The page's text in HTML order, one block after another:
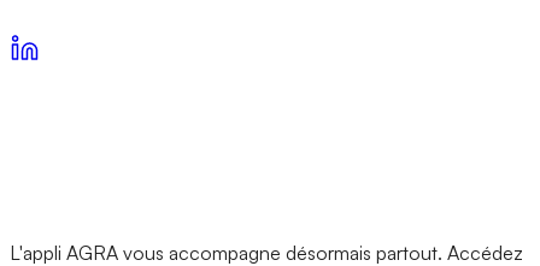
L'appli AGRA vous accompagne désormais partout. Accédez